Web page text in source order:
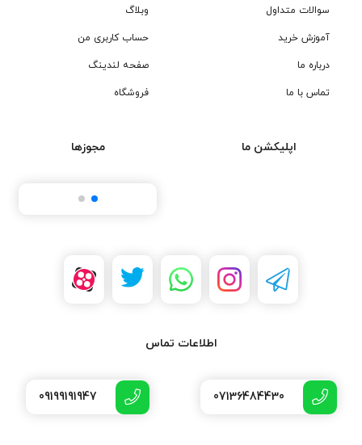
سوالات متداول
آموزش خرید
درباره ما
تماس با ما
وبلاگ
حساب کاربری من
صفحه لندینگ
فروشگاه
اپلیکشن ما مجوزها
اطلاعات تماس
07136484430
09199191947